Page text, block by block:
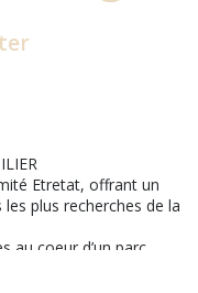
Etretat, offrant un
les plus recherches de la
au coeur d’un parc